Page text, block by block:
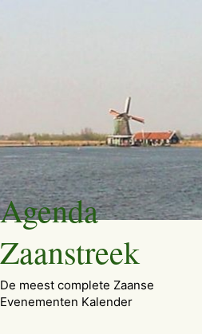
Ga
naar
de
inhoud
Agenda
Zaanstreek
De meest complete Zaanse
Evenementen Kalender